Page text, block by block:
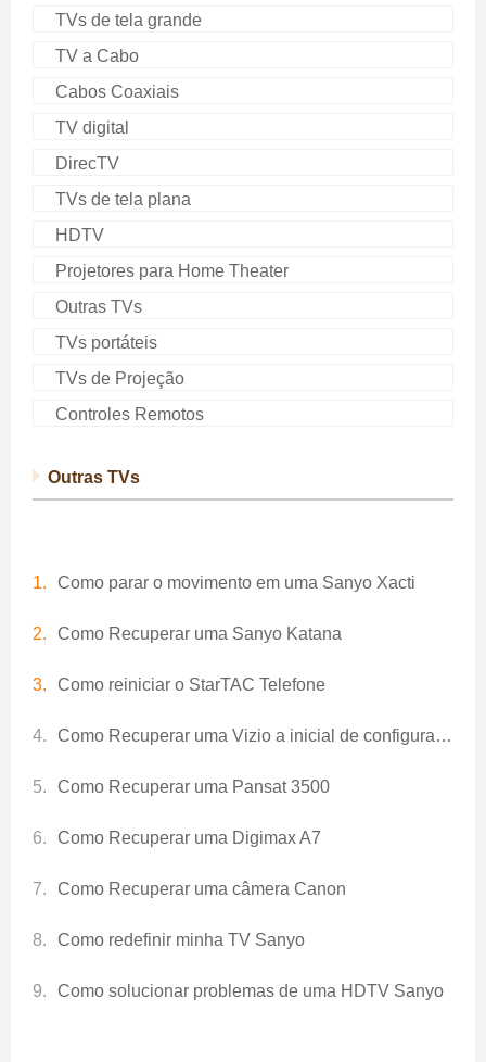
TVs de tela grande
TV a Cabo
Cabos Coaxiais
TV digital
DirecTV
TVs de tela plana
HDTV
Projetores para Home Theater
Outras TVs
TVs portáteis
TVs de Projeção
Controles Remotos
Outras TVs
Como parar o movimento em uma Sanyo Xacti
Como Recuperar uma Sanyo Katana
Como reiniciar o StarTAC Telefone
Como Recuperar uma Vizio a inicial de configuração
Como Recuperar uma Pansat 3500
Como Recuperar uma Digimax A7
Como Recuperar uma câmera Canon
Como redefinir minha TV Sanyo
Como solucionar problemas de uma HDTV Sanyo